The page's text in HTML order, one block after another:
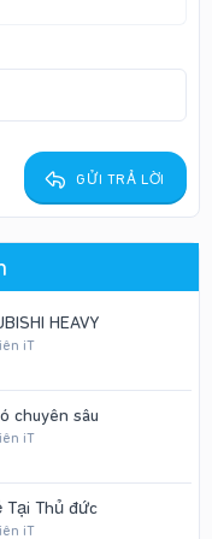
Heading 3
GỬI TRẢ LỜI
HEAVY
iT
chuyên sâu
iT
Tại Thủ đức
iT